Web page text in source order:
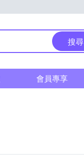
搜尋
會員專享